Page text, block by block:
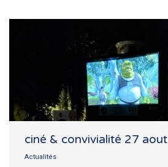
ciné & convivialité 27 aout
Actualités